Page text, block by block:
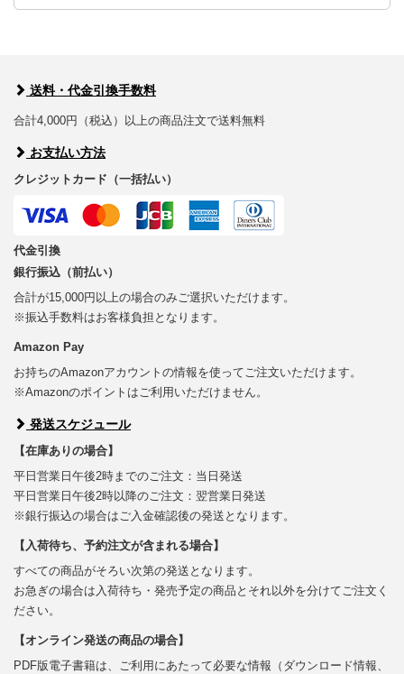
送料・代金引換手数料
合計4,000円（税込）以上の商品注文で送料無料
お支払い方法
クレジットカード（一括払い）
代金引換
銀行振込（前払い）
合計が15,000円以上の場合のみご選択いただけます。
※振込手数料はお客様負担となります。
Amazon Pay
お持ちのAmazonアカウントの情報を使ってご注文いただけます。
※Amazonのポイントはご利用いただけません。
発送スケジュール
【在庫ありの場合】
平日営業日午後2時までのご注文：当日発送
平日営業日午後2時以降のご注文：翌営業日発送
※銀行振込の場合はご入金確認後の発送となります。
【入荷待ち、予約注文が含まれる場合】
すべての商品がそろい次第の発送となります。
お急ぎの場合は入荷待ち・発売予定の商品とそれ以外を分けてご注文く
ださい。
【オンライン発送の商品の場合】
PDF版電子書籍は、ご利用にあたって必要な情報（ダウンロード情報、